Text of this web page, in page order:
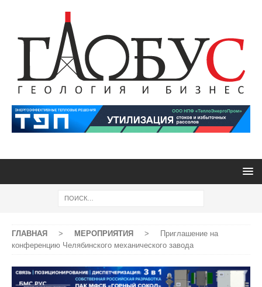
ГЛАВНАЯ > МЕРОПРИЯТИЯ >
Приглашение на
конференцию Челябинского механического завода